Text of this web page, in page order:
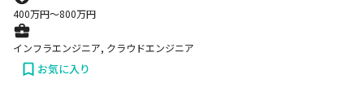
400万円〜800万円
インフラエンジニア, クラウドエンジニア
お気に入り